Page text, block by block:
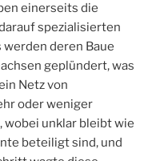
einerseits die
spezialisierten
deren Baue
geplündert, was
Netz von
oder weniger
unklar bleibt wie
beteiligt sind, und